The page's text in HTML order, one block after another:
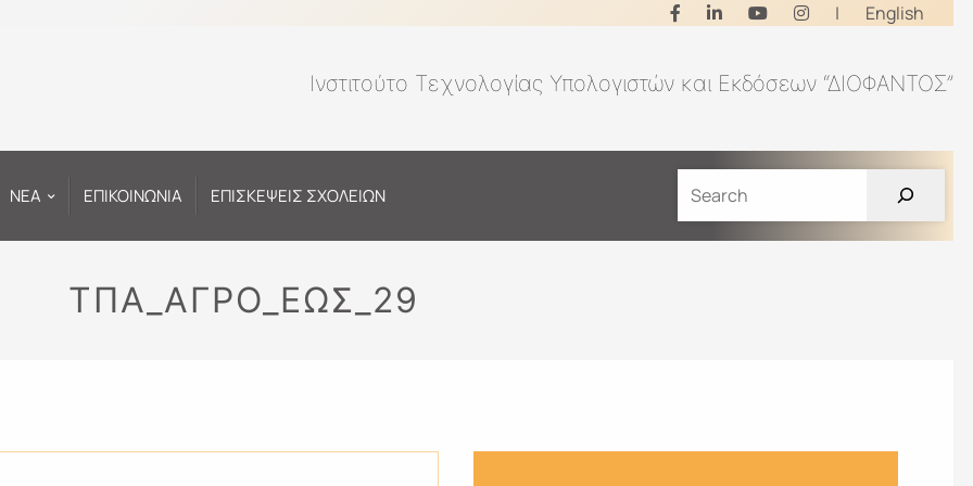
| English
Ινστιτούτο Τεχνολογίας Υπολογιστών και Εκδόσεων “ΔΙΟΦΑΝΤΟΣ”
ΝΕΑ ΕΠΙΚΟΙΝΩΝΙΑ ΕΠΙΣΚΕΨΕΙΣ ΣΧΟΛΕΙΩΝ
ΤΠΑ_ΑΓΡΟ_ΕΩΣ_29